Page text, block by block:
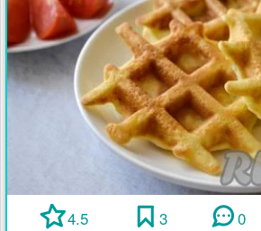
4.5 3 0